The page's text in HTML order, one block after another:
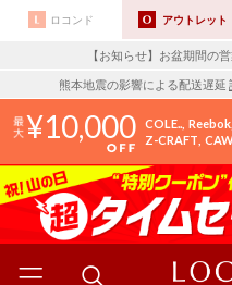
ロコンド アウトレット
【お知らせ】お盆期間の
熊本地震の影響による配送遅延
10,000 COLE.. Reebok
Z-CRAFT